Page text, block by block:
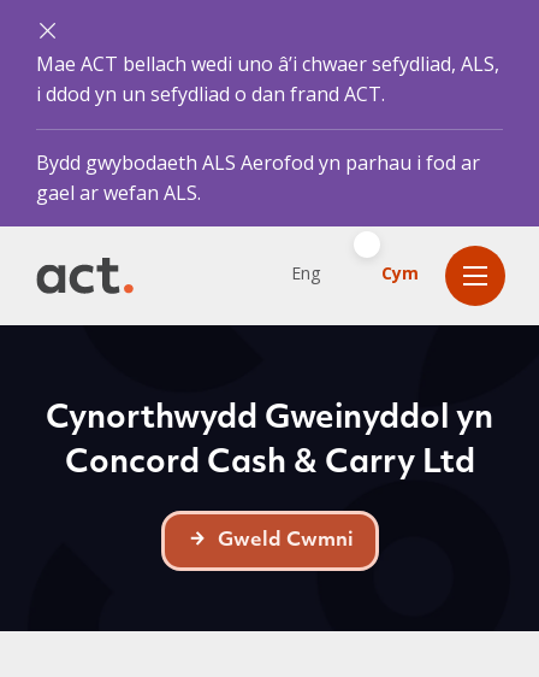
Mae ACT bellach wedi uno â’i chwaer sefydliad, ALS,
i ddod yn un sefydliad o dan frand ACT.
Bydd gwybodaeth ALS Aerofod yn parhau i fod ar
gael ar wefan ALS.
Eng Cym
Cynorthwydd Gweinyddol yn
Concord Cash & Carry Ltd
Gweld Cwmni